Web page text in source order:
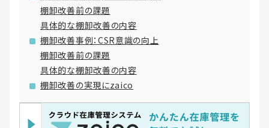
棚卸改善前の課題
具体的な棚卸改善の内容
棚卸改善事例：CSR意識の向上
棚卸改善前の課題
具体的な棚卸改善の内容
棚卸改善の実現にzaico